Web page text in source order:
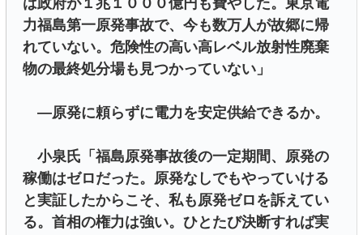
は政府が１兆１０００億円も費やした。東京電
力福島第一原発事故で、今も数万人が故郷に帰
れていない。危険性の高い高レベル放射性廃棄
物の最終処分場も見つかっていない」
―原発に頼らずに電力を安定供給できるか。
小泉氏「福島原発事故後の一定期間、原発の
稼働はゼロだった。原発なしでもやっていける
と実証したからこそ、私も原発ゼロを訴えてい
る。首相の権力は強い。ひとたび決断すれば実